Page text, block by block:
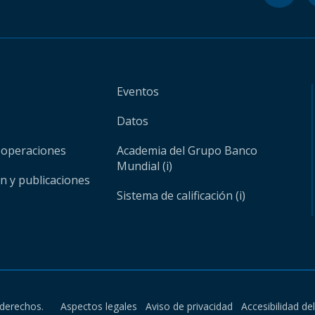
y publicaciones
Eventos
Datos
Academia del Grupo Banco
Mundial (i)
Sistema de calificación (i)
Aspectos legales Aviso de privacidad Accesibilidad